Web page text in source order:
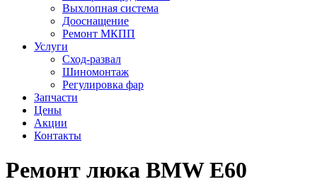
Выхлопная система
Дооснащение
Ремонт МКПП
Услуги
Сход-развал
Шиномонтаж
Регулировка фар
Запчасти
Цены
Акции
Контакты
Ремонт люка BMW E60